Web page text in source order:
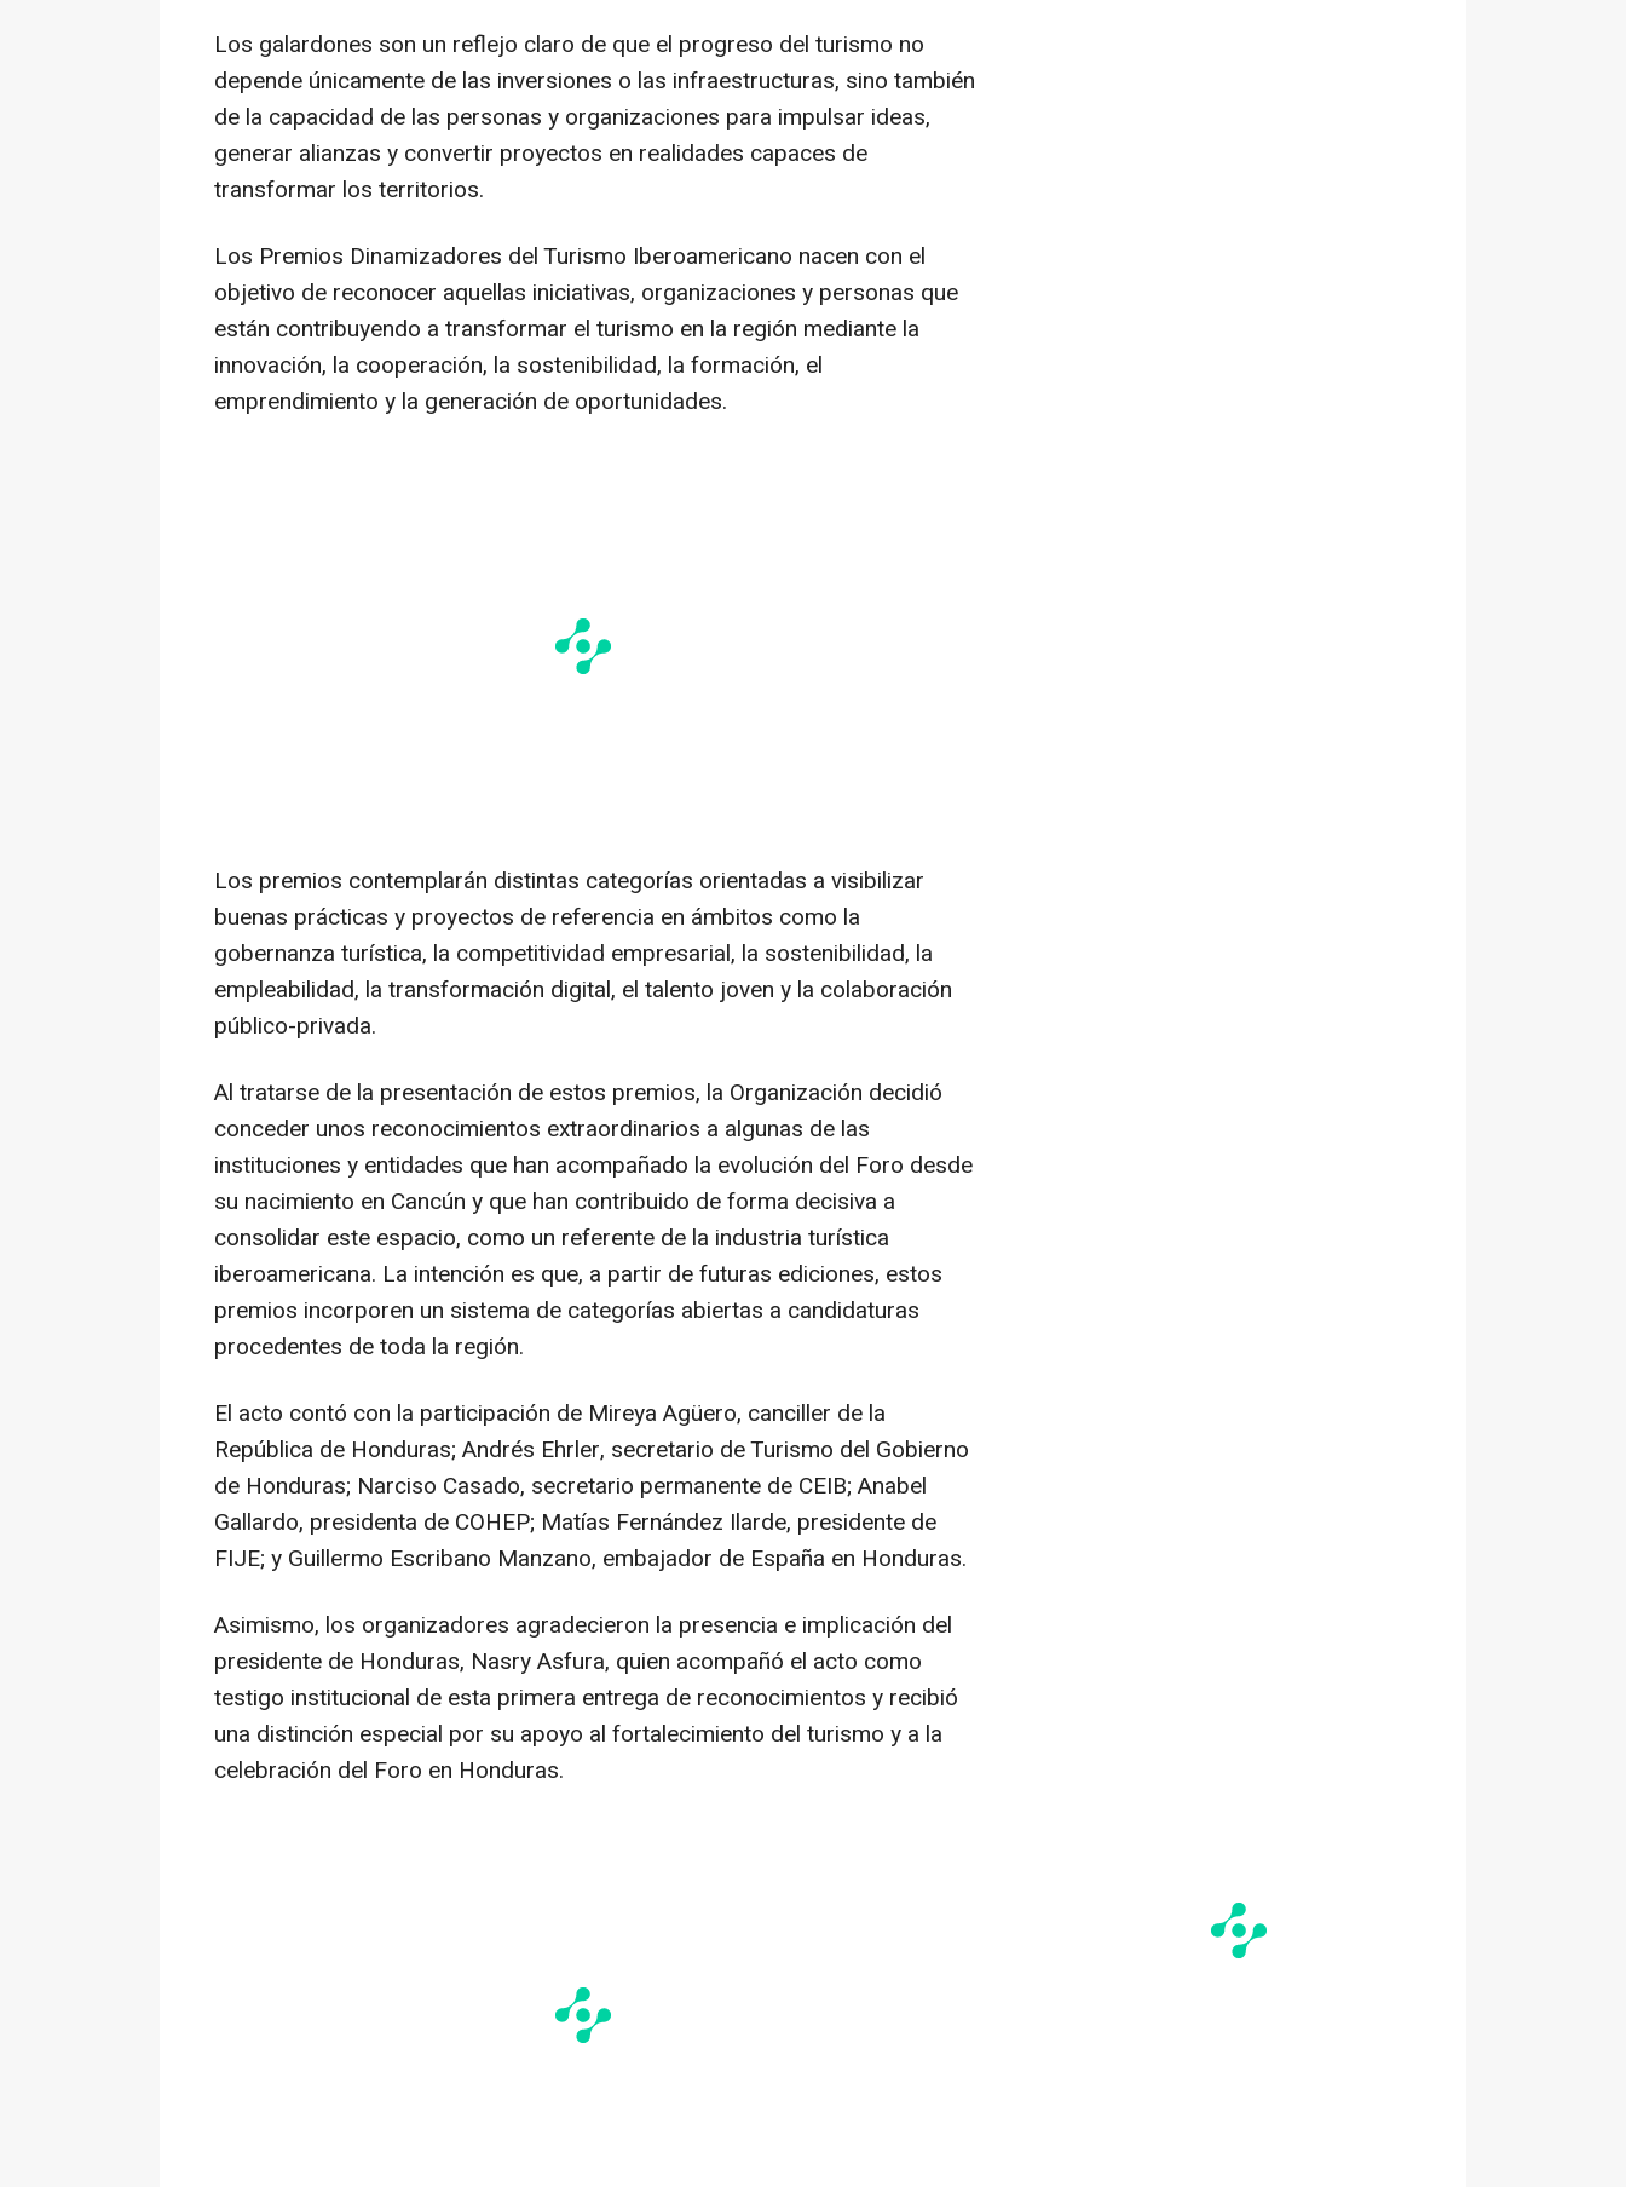
Los galardones son un reflejo claro de que el progreso del turismo no
depende únicamente de las inversiones o las infraestructuras, sino también
de la capacidad de las personas y organizaciones para impulsar ideas,
generar alianzas y convertir proyectos en realidades capaces de
transformar los territorios.
Los Premios Dinamizadores del Turismo Iberoamericano nacen con el
objetivo de reconocer aquellas iniciativas, organizaciones y personas que
están contribuyendo a transformar el turismo en la región mediante la
innovación, la cooperación, la sostenibilidad, la formación, el
emprendimiento y la generación de oportunidades.
Los premios contemplarán distintas categorías orientadas a visibilizar
buenas prácticas y proyectos de referencia en ámbitos como la
gobernanza turística, la competitividad empresarial, la sostenibilidad, la
empleabilidad, la transformación digital, el talento joven y la colaboración
público-privada.
Al tratarse de la presentación de estos premios, la Organización decidió
conceder unos reconocimientos extraordinarios a algunas de las
instituciones y entidades que han acompañado la evolución del Foro desde
su nacimiento en Cancún y que han contribuido de forma decisiva a
consolidar este espacio, como un referente de la industria turística
iberoamericana. La intención es que, a partir de futuras ediciones, estos
premios incorporen un sistema de categorías abiertas a candidaturas
procedentes de toda la región.
El acto contó con la participación de Mireya Agüero, canciller de la
República de Honduras; Andrés Ehrler, secretario de Turismo del Gobierno
de Honduras; Narciso Casado, secretario permanente de CEIB; Anabel
Gallardo, presidenta de COHEP; Matías Fernández Ilarde, presidente de
FIJE; y Guillermo Escribano Manzano, embajador de España en Honduras.
Asimismo, los organizadores agradecieron la presencia e implicación del
presidente de Honduras, Nasry Asfura, quien acompañó el acto como
testigo institucional de esta primera entrega de reconocimientos y recibió
una distinción especial por su apoyo al fortalecimiento del turismo y a la
celebración del Foro en Honduras.